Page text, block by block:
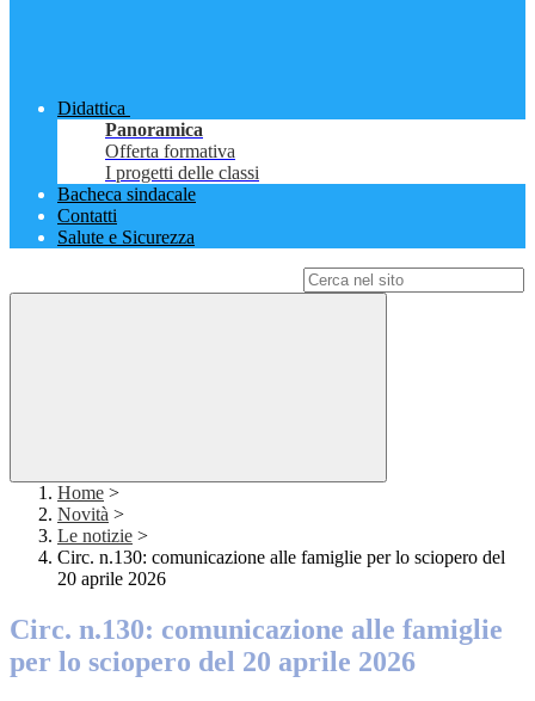
Didattica
Panoramica
Offerta formativa
I progetti delle classi
Bacheca sindacale
Contatti
Salute e Sicurezza
Home >
Novità >
Le notizie >
Circ. n.130: comunicazione alle famiglie per lo sciopero del
20 aprile 2026
Circ. n.130: comunicazione alle famiglie
per lo sciopero del 20 aprile 2026